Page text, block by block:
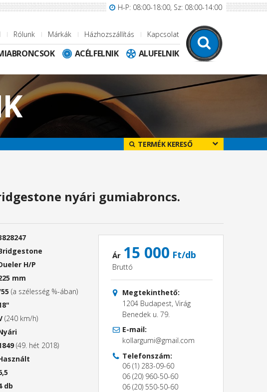
H-P: 08:00-18:00, Sz: 08:00-14:00
Rólunk Márkák Házhozszállítás Kapcsolat
ACÉLFELNIK ALUFELNIK
TERMÉK KERESŐ
nyári gumiabroncs.
H/P
mm
(a szélesség %-ában)
(240 km/h)
(49. hét 2018)
db
Ár 15 000 Ft/db
Bruttó
Megtekinthető:
1204 Budapest, Virág
Benedek u. 79.
E-mail:
kollargumi@gmail.com
Telefonszám:
06 (1) 283-09-60
06 (20) 960-50-60
06 (20) 550-50-60